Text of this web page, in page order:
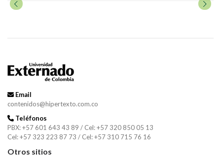
Email
contenidos@hipertexto.com.co
Teléfonos
PBX: +57 601 643 43 89 / Cel: +57 320 850 05 13
Cel: +57 323 223 87 73 / Cel: +57 310 715 76 16
Otros sitios